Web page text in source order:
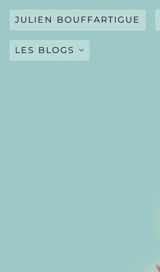
Skip
JULIEN BOUFFARTIGUE
LES BLOGS